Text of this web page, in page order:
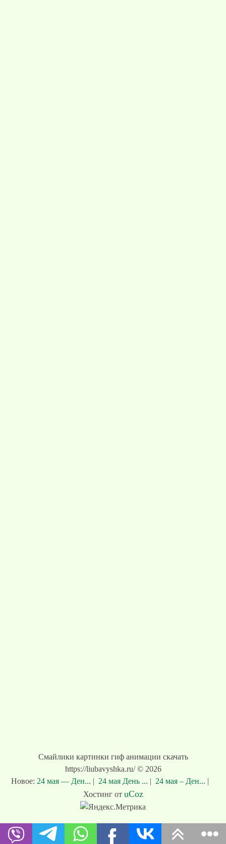
Смайлики картинки гиф анимации скачать
https://liubavyshka.ru/ © 2026
Новое: 24 мая — Ден... | 24 мая День ... | 24 мая – Ден... |
Хостинг от uCoz